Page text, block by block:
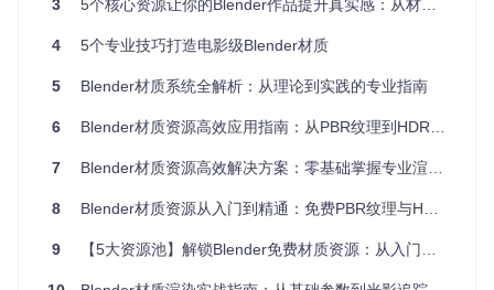
烘焙类型
法线/漫反射/AO
决定烘焙数据类型
采样数
256-512
平衡噪点与渲染时间
目标
图像纹理
指定烘焙结果存储位置
3 5个核心资源让你的Blender作品提升真实感：从材质到光照的全流程指南
4 5个专业技巧打造电影级Blender材质
5 Blender材质系统全解析：从理论到实践的专业指南
6 Blender材质资源高效应用指南：从PBR纹理到HDRI环境的全面探索
7 Blender材质资源高效解决方案：零基础掌握专业渲染的核心资源与工作流
8 Blender材质资源从入门到精通：免费PBR纹理与HDRI环境贴图全攻略
9 【5大资源池】解锁Blender免费材质资源：从入门到专业的全流程指南